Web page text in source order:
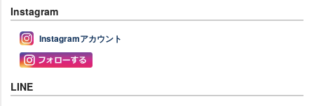
Instagram
Instagramアカウント
LINE